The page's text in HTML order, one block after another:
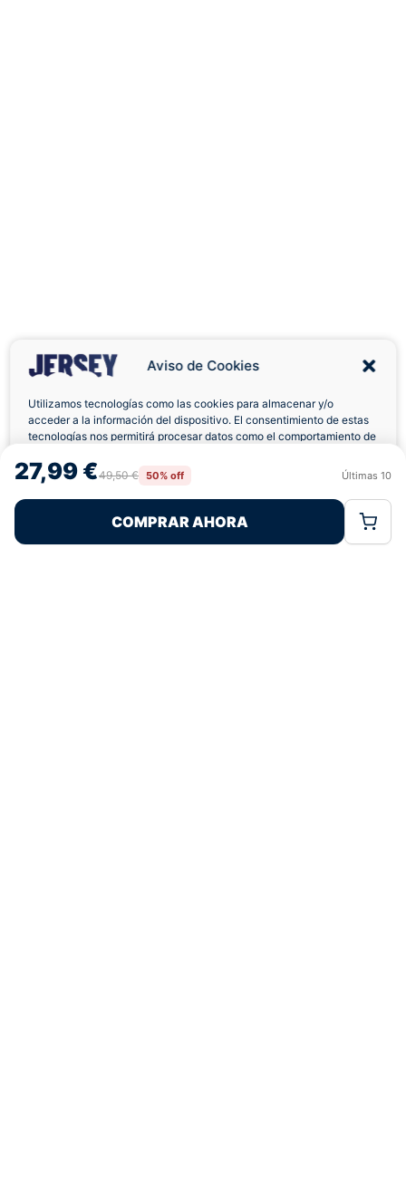
Aviso de Cookies
Utilizamos tecnologías como las cookies para almacenar y/o
acceder a la información del dispositivo. El consentimiento de estas
tecnologías nos permitirá procesar datos como el comportamiento de
retirar el consentimiento, puede afectar negativamente a ciertas
características y funciones.
Rechazar
Política de CookiesPolítica de Privacidad
27,99 €49,50 € 50% off Últimas 10
COMPRAR AHORA
Envíos a Domicilio Devolución 7 Días
Ofertas Sin Límites